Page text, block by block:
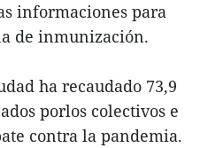
informaciones para
de inmunización.
ha recaudado 73,9
porlos colectivos e
contra la pandemia.